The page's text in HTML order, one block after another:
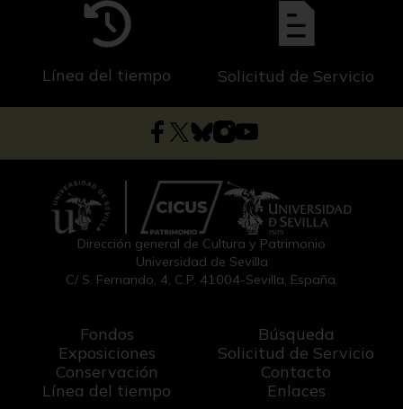
Línea del tiempo Solicitud de Servicio
Dirección general de Cultura y Patrimonio
Universidad de Sevilla
C/ S. Fernando, 4, C.P. 41004-Sevilla, España.
Fondos
Exposiciones
Conservación
Línea del tiempo
Búsqueda
Solicitud de Servicio
Contacto
Enlaces